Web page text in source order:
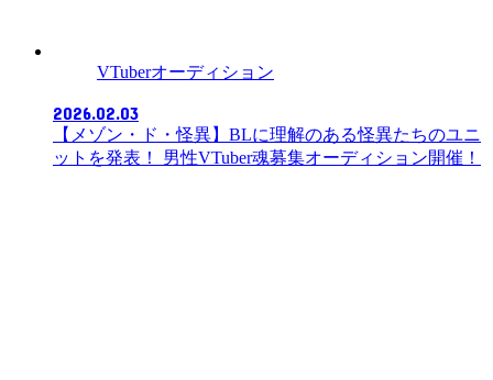
VTuberオーディション
2026.02.03
【メゾン・ド・怪異】BLに理解のある怪異たちのユニ
ットを発表！ 男性VTuber魂募集オーディション開催！